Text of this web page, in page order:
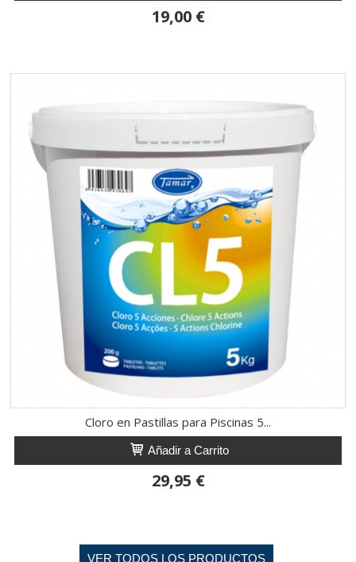
19,00 €
Cloro en Pastillas para Piscinas 5...
Añadir a Carrito
29,95 €
VER TODOS LOS PRODUCTOS